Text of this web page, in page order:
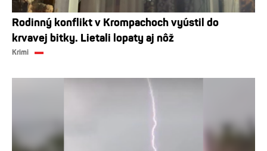
Rodinný konflikt v Krompachoch vyústil do
krvavej bitky. Lietali lopaty aj nôž
Krimi